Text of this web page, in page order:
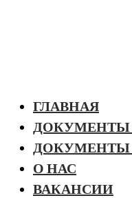
ГЛАВНАЯ
ДОКУМЕНТЫ
О НАС
ВАКАНСИИ